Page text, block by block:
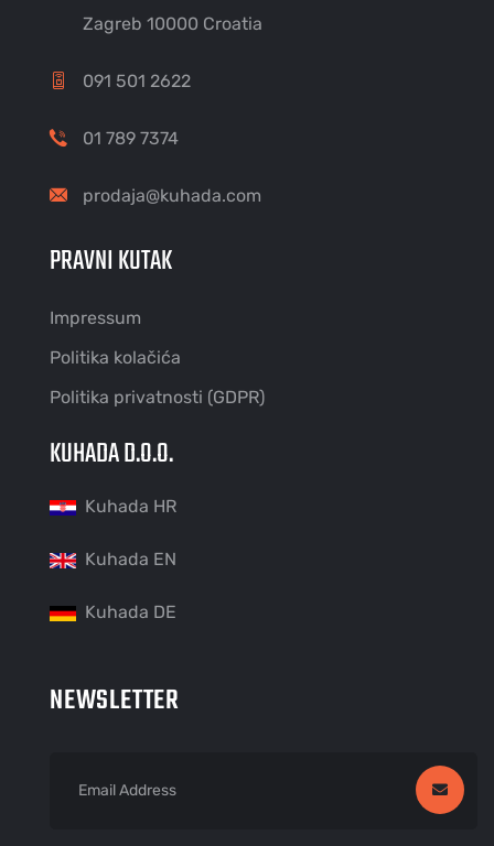
Zagreb 10000 Croatia
091 501 2622
01 789 7374
prodaja@kuhada.com
PRAVNI KUTAK
Impressum
Politika kolačića
Politika privatnosti (GDPR)
KUHADA D.O.O.
Kuhada HR
Kuhada EN
Kuhada DE
NEWSLETTER